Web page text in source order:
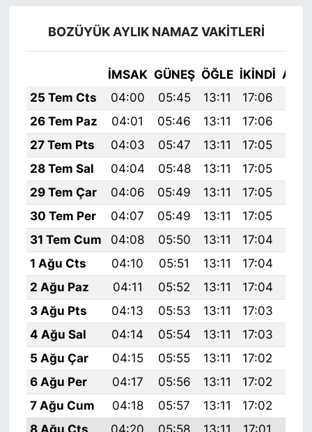
BOZÜYÜK AYLIK NAMAZ VAKITLERI
İMSAK GÜNEŞ ÖĞLE İKINDI
25 Tem Cts
04:00 05:45 13:11 17:06
26 Tem Paz
04:01 05:46 13:11 17:06
27 Tem Pts
04:03 05:47 13:11 17:05
28 Tem Sal
04:04 05:48 13:11 17:05
29 Tem Çar
04:06 05:49 13:11 17:05
30 Tem Per
04:07 05:49 13:11 17:05
31 Tem Cum
04:08 05:50 13:11 17:04
1 Ağu Cts
04:10 05:51 13:11 17:04
2 Ağu Paz
04:11 05:52 13:11 17:04
3 Ağu Pts
04:13 05:53 13:11 17:03
4 Ağu Sal
04:14 05:54 13:11 17:03
5 Ağu Çar
04:15 05:55 13:11 17:02
6 Ağu Per
04:17 05:56 13:11 17:02
7 Ağu Cum
04:18 05:57 13:11 17:02
8 Ağu Cts
04:20 05:58 13:11 17:01